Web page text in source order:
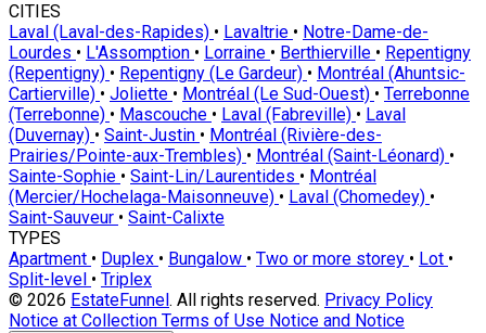
CITIES
Laval (Laval-des-Rapides) • Lavaltrie • Notre-Dame-de-
Lourdes • L'Assomption • Lorraine • Berthierville • Repentigny
(Repentigny) • Repentigny (Le Gardeur) • Montréal (Ahuntsic-
Cartierville) • Joliette • Montréal (Le Sud-Ouest) • Terrebonne
(Terrebonne) • Mascouche • Laval (Fabreville) • Laval
(Duvernay) • Saint-Justin • Montréal (Rivière-des-
Prairies/Pointe-aux-Trembles) • Montréal (Saint-Léonard) •
Sainte-Sophie • Saint-Lin/Laurentides • Montréal
(Mercier/Hochelaga-Maisonneuve) • Laval (Chomedey) •
Saint-Sauveur • Saint-Calixte
TYPES
Apartment • Duplex • Bungalow • Two or more storey • Lot •
Split-level • Triplex
© 2026 EstateFunnel . All rights reserved. Privacy Policy
Notice at Collection Terms of Use Notice and Notice